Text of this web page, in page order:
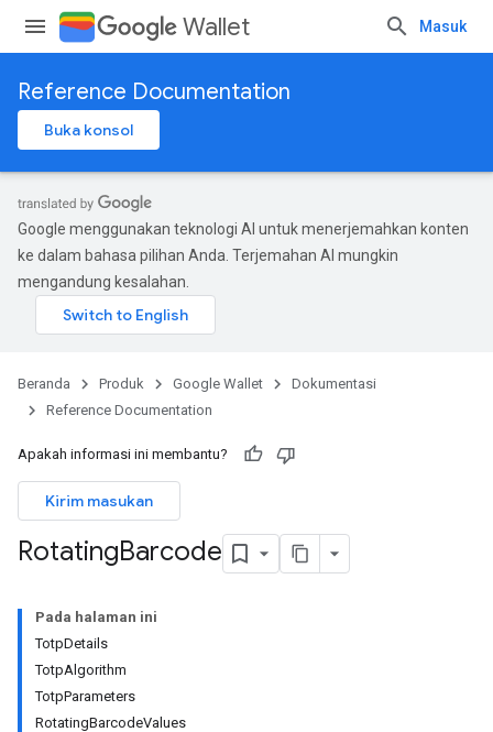
Wallet Masuk
Reference Documentation
Buka konsol
Google menggunakan teknologi AI untuk menerjemahkan konten
ke dalam bahasa pilihan Anda. Terjemahan AI mungkin
mengandung kesalahan.
Beranda Produk Google Wallet
Dokumentasi
Reference Documentation
Apakah informasi ini membantu?
Kirim masukan
RotatingBarcode
Pada halaman ini
TotpDetails
TotpAlgorithm
TotpParameters
RotatingBarcodeValues